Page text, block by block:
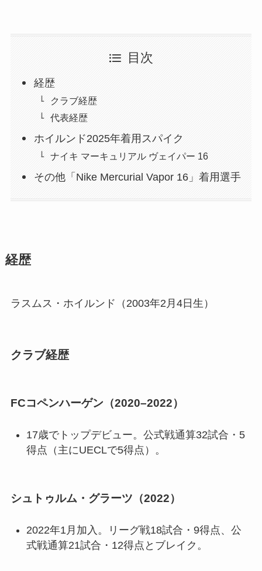
目次
経歴
クラブ経歴
代表経歴
ホイルンド2025年着用スパイク
ナイキ マーキュリアル ヴェイパー 16
その他「Nike Mercurial Vapor 16」着用選手
経歴
ラスムス・ホイルンド（2003年2月4日生）
クラブ経歴
FCコペンハーゲン（2020–2022）
17歳でトップデビュー。公式戦通算32試合・5
得点（主にUECLで5得点）。
シュトゥルム・グラーツ（2022）
2022年1月加入。リーグ戦18試合・9得点、公
式戦通算21試合・12得点とブレイク。